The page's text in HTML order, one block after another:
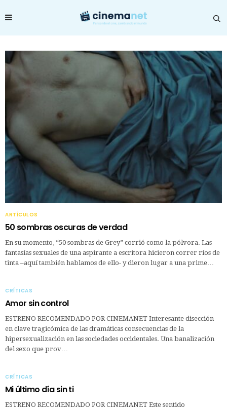
ARTÍCULOS
50 sombras oscuras de verdad
En su momento, “50 sombras de Grey” corrió como la pólvora. Las
fantasías sexuales de una aspirante a escritora hicieron correr ríos de
tinta –aquí también hablamos de ello- y dieron lugar a una prime…
CRÍTICAS
Amor sin control
ESTRENO RECOMENDADO POR CINEMANET Interesante disección
en clave tragicómica de las dramáticas consecuencias de la
hipersexualización en las sociedades occidentales. Una banalización
del sexo que prov…
CRÍTICAS
Mi último día sin ti
ESTRENO RECOMENDADO POR CINEMANET Este sentido